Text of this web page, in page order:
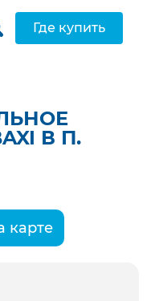
Где купить
В П.
карте